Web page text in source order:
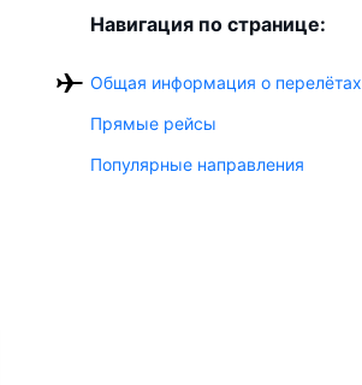
Навигация по странице:
Общая информация о перелётах
Прямые рейсы
Популярные направления